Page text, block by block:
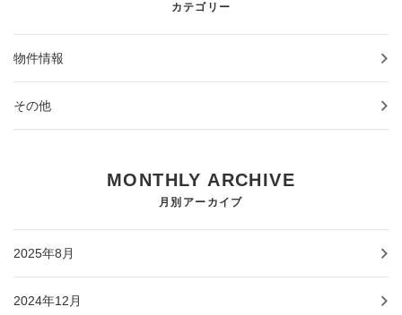
カテゴリー
物件情報
その他
MONTHLY ARCHIVE
月別アーカイブ
2025年8月
2024年12月